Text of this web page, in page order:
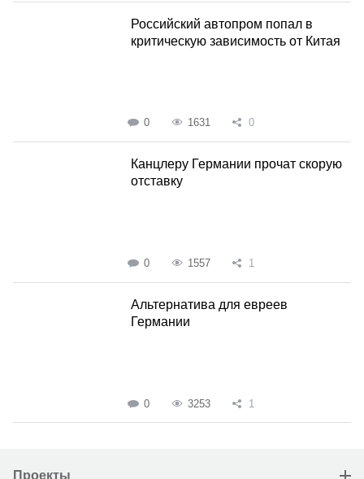
Российский автопром попал в
критическую зависимость от Китая
0 1631 0
Канцлеру Германии прочат скорую
отставку
0 1557 1
Альтернатива для евреев
Германии
0 3253 1
Проекты